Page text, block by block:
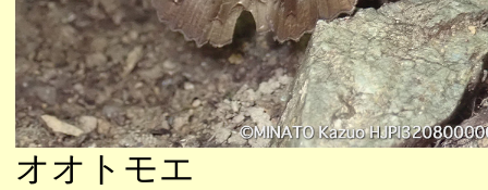
オオトモエ